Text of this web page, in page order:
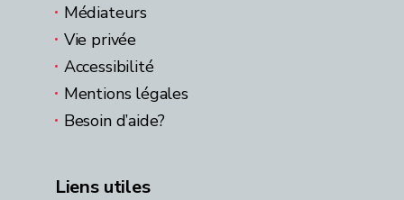
Médiateurs
Vie privée
Accessibilité
Mentions légales
Besoin d’aide?
Liens utiles